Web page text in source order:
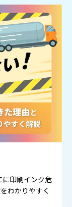
印刷インク危
わかりやすく